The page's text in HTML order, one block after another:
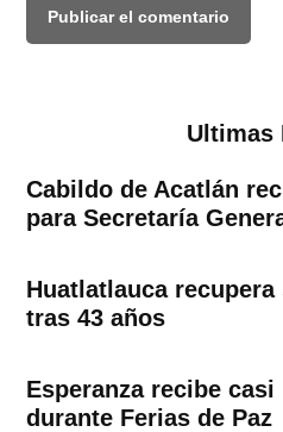
Ultimas
Cabildo de Acatlán
para Secretaría
Huatlatlauca
tras 43 años
Esperanza recibe
durante Ferias de Paz